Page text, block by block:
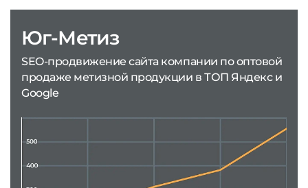
Юг-Метиз
SEO-продвижение сайта компании по оптовой
продаже метизной продукции в ТОП Яндекс и
Google